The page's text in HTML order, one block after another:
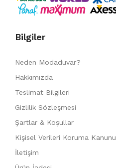
Bilgiler
Neden Modaduvar?
Hakkımızda
Teslimat Bilgileri
Gizlilik Sözleşmesi
Şartlar & Koşullar
Kişisel Verileri Koruma Kanunu
İletişim